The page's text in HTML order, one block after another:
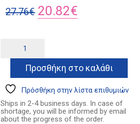
27.76€ Original
27.76€.
20.82€
είναι:
20.82€.
του
δράματος
στην
εκπαίδευση
Προσθήκη στο καλάθι
Πρόσθήκη στην λίστα επιθυμιών
Ships in 2-4 business days. In case of
shortage, you will be informed by email
about the progress of the order.